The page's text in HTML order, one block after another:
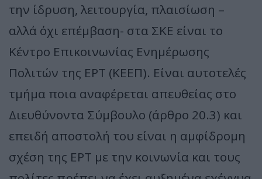
την ίδρυση, λειτουργία, πλαισίωση –
αλλά όχι επέμβαση- στα ΣΚΕ είναι το
Κέντρο Επικοινωνίας Ενημέρωσης
Πολιτών της ΕΡΤ (ΚΕΕΠ). Είναι αυτοτελές
τμήμα ποια αναφέρεται απευθείας στο
Διευθύνοντα Σύμβουλο (άρθρο 20.3) και
επειδή αποστολή του είναι η αμφίδρομη
σχέση της ΕΡΤ με την κοινωνία και τους